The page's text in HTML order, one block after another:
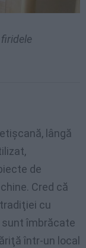
lângă
de
Cred că
cu
sunt îmbrăcate
într-un local